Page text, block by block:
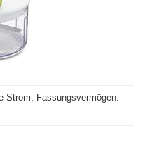
Strom, Fassungsvermögen: